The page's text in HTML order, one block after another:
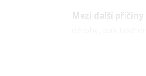
Mezi další